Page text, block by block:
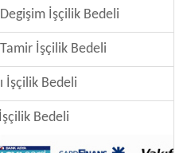
İşçilik Bedeli
İşçilik Bedeli
İşçilik Bedeli
Bedeli